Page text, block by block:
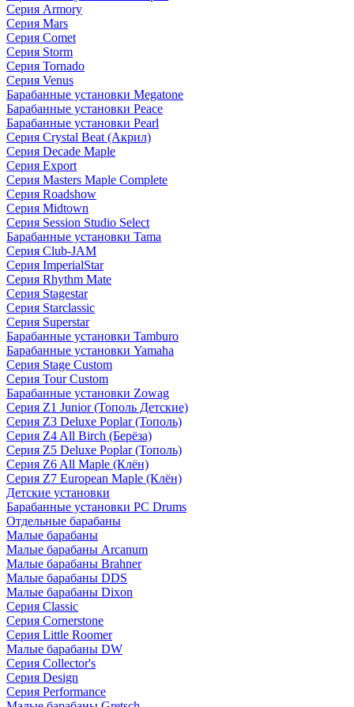
Серия Armory
Серия Mars
Серия Comet
Серия Storm
Серия Tornado
Серия Venus
Барабанные установки Megatone
Барабанные установки Peace
Барабанные установки Pearl
Серия Crystal Beat (Акрил)
Серия Decade Maple
Серия Export
Серия Masters Maple Complete
Серия Roadshow
Серия Midtown
Серия Session Studio Select
Барабанные установки Tama
Серия Club-JAM
Серия ImperialStar
Серия Rhythm Mate
Серия Stagestar
Серия Starclassic
Серия Superstar
Барабанные установки Tamburo
Барабанные установки Yamaha
Серия Stage Custom
Серия Tour Custom
Барабанные установки Zowag
Серия Z1 Junior (Тополь Детские)
Серия Z3 Deluxe Poplar (Тополь)
Серия Z4 All Birch (Берёза)
Серия Z5 Deluxe Poplar (Тополь)
Серия Z6 All Maple (Клён)
Серия Z7 European Maple (Клён)
Детские установки
Барабанные установки PC Drums
Отдельные барабаны
Малые барабаны
Малые барабаны Arcanum
Малые барабаны Brahner
Малые барабаны DDS
Малые барабаны Dixon
Серия Classic
Серия Cornerstone
Серия Little Roomer
Малые барабаны DW
Серия Collector's
Серия Design
Серия Performance